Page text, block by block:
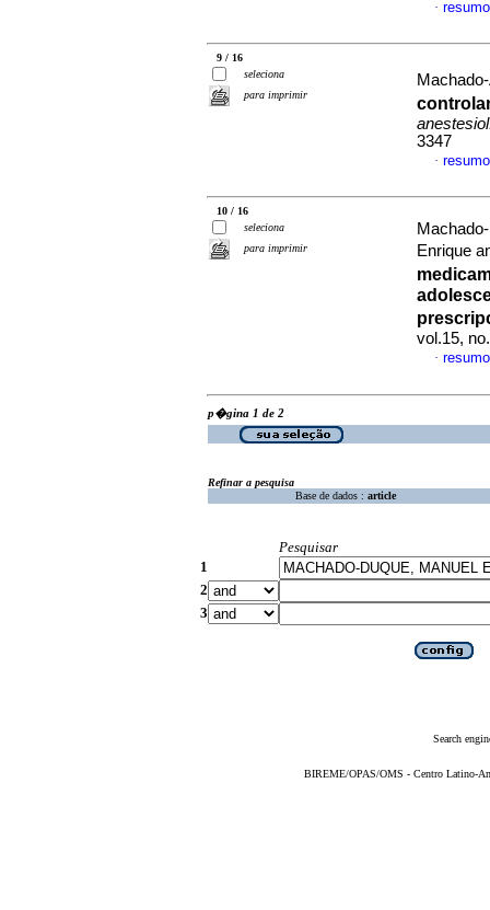
·
9 / 16
seleciona
para imprimir
3347
·
10 / 16
seleciona
para imprimir
Enrique
vol.15,
·
p�gina 1 de 2
Refinar a pesquisa
Base de dados : article
Pesquisar
1
2
3
Search
BIREME/OPAS/OMS - Centro Latino-